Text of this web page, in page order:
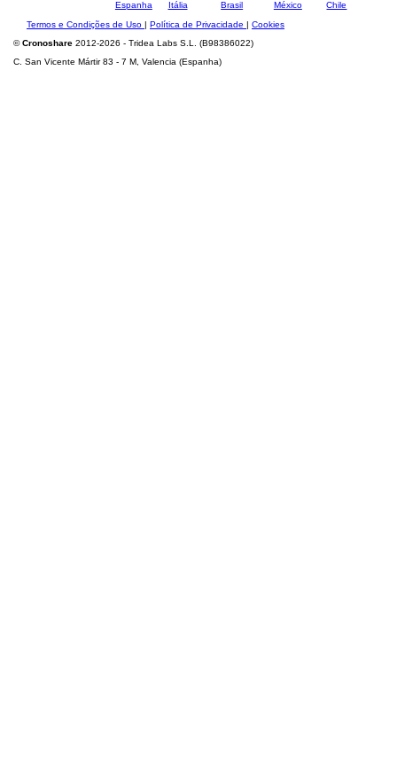
Termos e Condições de Uso | Política de Privacidade | Cookies
©Cronoshare 2012-2026 - Tridea Labs S.L. (B98386022)
C. San Vicente Mártir 83 - 7 M, Valencia (Espanha)